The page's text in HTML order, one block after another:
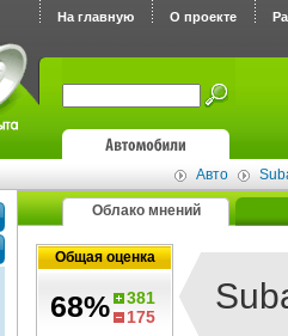
На главную О проекте
Авто
Облако мнений
Общая оценка
68%
381
175